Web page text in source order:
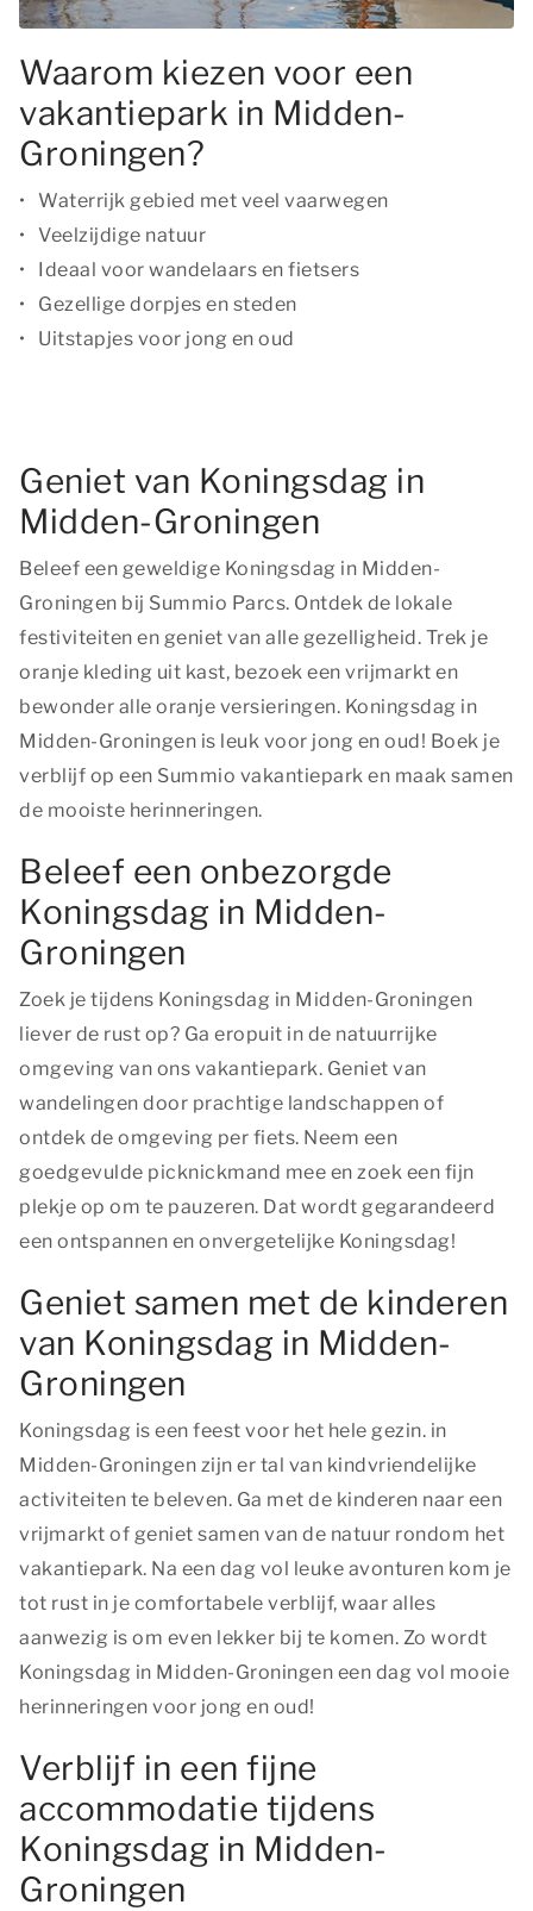
Waarom kiezen voor een
vakantiepark in Midden-
Groningen?
Waterrijk gebied met veel vaarwegen
Veelzijdige natuur
Ideaal voor wandelaars en fietsers
Gezellige dorpjes en steden
Uitstapjes voor jong en oud
Geniet van Koningsdag in
Midden-Groningen
Beleef een geweldige Koningsdag in Midden-
Groningen bij Summio Parcs. Ontdek de lokale
festiviteiten en geniet van alle gezelligheid. Trek je
oranje kleding uit kast, bezoek een vrijmarkt en
bewonder alle oranje versieringen. Koningsdag in
Midden-Groningen is leuk voor jong en oud! Boek je
verblijf op een Summio vakantiepark en maak samen
de mooiste herinneringen.
Beleef een onbezorgde
Koningsdag in Midden-
Groningen
Zoek je tijdens Koningsdag in Midden-Groningen
liever de rust op? Ga eropuit in de natuurrijke
omgeving van ons vakantiepark. Geniet van
wandelingen door prachtige landschappen of
ontdek de omgeving per fiets. Neem een
goedgevulde picknickmand mee en zoek een fijn
plekje op om te pauzeren. Dat wordt gegarandeerd
een ontspannen en onvergetelijke Koningsdag!
Geniet samen met de kinderen
van Koningsdag in Midden-
Groningen
Koningsdag is een feest voor het hele gezin. in
Midden-Groningen zijn er tal van kindvriendelijke
activiteiten te beleven. Ga met de kinderen naar een
vrijmarkt of geniet samen van de natuur rondom het
vakantiepark. Na een dag vol leuke avonturen kom je
tot rust in je comfortabele verblijf, waar alles
aanwezig is om even lekker bij te komen. Zo wordt
Koningsdag in Midden-Groningen een dag vol mooie
herinneringen voor jong en oud!
Verblijf in een fijne
accommodatie tijdens
Koningsdag in Midden-
Groningen